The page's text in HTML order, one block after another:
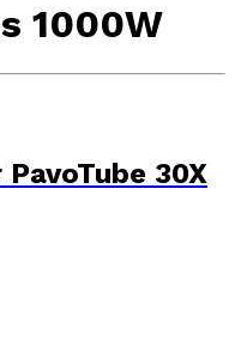
1000W
30X